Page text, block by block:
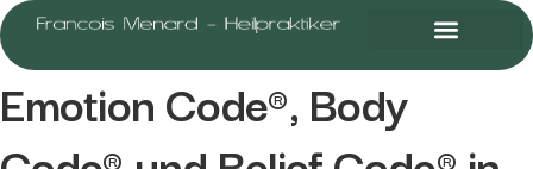
Emotion Code®, Body